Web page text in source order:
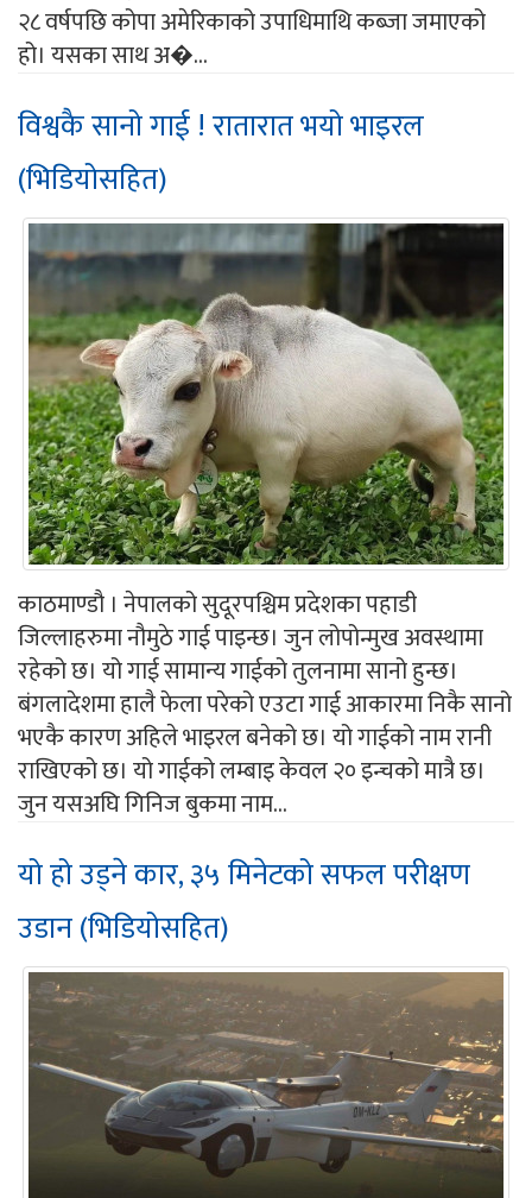
२८ वर्षपछि कोपा अमेरिकाको उपाधिमाथि कब्जा जमाएको
हो। यसका साथ अ�...
विश्वकै सानो गाई ! रातारात भयो भाइरल
(भिडियोसहित)
काठमाण्डौ । नेपालको सुदूरपश्चिम प्रदेशका पहाडी
जिल्लाहरुमा नौमुठे गाई पाइन्छ। जुन लोपोन्मुख अवस्थामा
रहेको छ। यो गाई सामान्य गाईको तुलनामा सानो हुन्छ।
बंगलादेशमा हालै फेला परेको एउटा गाई आकारमा निकै सानो
भएकै कारण अहिले भाइरल बनेको छ। यो गाईको नाम रानी
राखिएको छ। यो गाईको लम्बाइ केवल २० इन्चको मात्रै छ।
जुन यसअघि गिनिज बुकमा नाम...
यो हो उड्ने कार, ३५ मिनेटको सफल परीक्षण
उडान (भिडियोसहित)